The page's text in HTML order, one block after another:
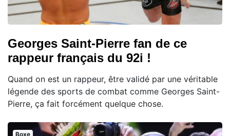
Georges Saint-Pierre fan de ce
rappeur français du 92i !
Quand on est un rappeur, être validé par une véritable
légende des sports de combat comme Georges Saint-
Pierre, ça fait forcément quelque chose.
Boxe